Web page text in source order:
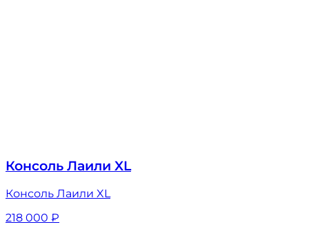
Консоль Лаили XL
Консоль Лаили XL
218 000 ₽